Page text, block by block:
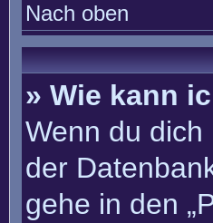
Nach oben
» Wie kann
Wenn du
der
gehe in den